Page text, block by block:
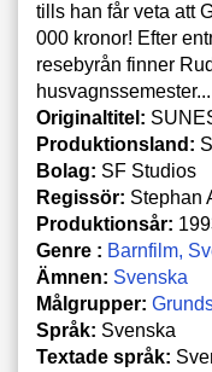
tills han får veta att
000 kronor! Efter
resebyrån finner
husvagnssemester...
Originaltitel:
Produktionsland:
Bolag: SF Studios
Regissör: Stephan
Produktionsår:
Genre : Barnfilm
Ämnen: Svenska
Målgrupper:
Språk: Svenska
Textade språk: